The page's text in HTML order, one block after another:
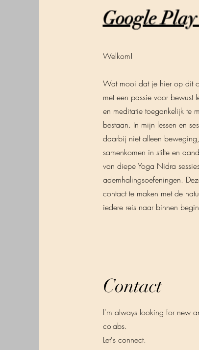
Google
Welkom!
Wat mooi dat je hier op dit
met een passie voor
en meditatie toegankelijk te
bestaan. In mijn lessen en
daarbij niet alleen
samenkomen in stilte en
van diepe Yoga Nidra
ademhalingsoefeningen.
contact te maken met de
iedere reis naar binnen
Contact
I'm always looking for new
colabs.
Let's connect.